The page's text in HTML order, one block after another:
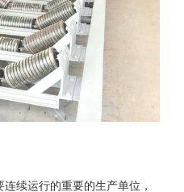
续运行的重要的生产单位，